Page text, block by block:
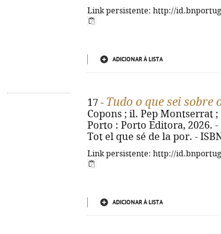
Link persistente: http://
ADICIONAR À LISTA
17 - Tudo o que sei sobre
Copons ; il. Pep Montserrat ;
Porto : Porto Editora, 2026.
Tot el que sé de la por. -
Link persistente: http://
ADICIONAR À LISTA